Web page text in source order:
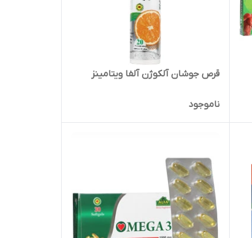
قرص جوشان آلکوژن آلفا ویتامینز
ناموجود